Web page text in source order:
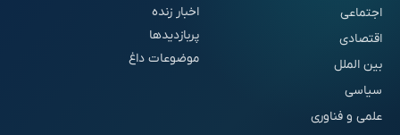
اجتماعی
اقتصادی
بین الملل
سیاسی
علمی و فناوری
اخبار زنده
پربازدیدها
موضوعات داغ